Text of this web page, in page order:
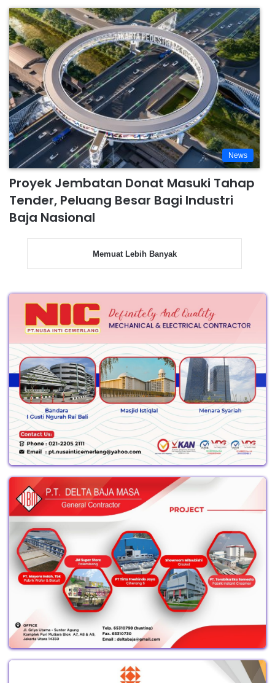
News
Proyek Jembatan Donat Masuki Tahap
Tender, Peluang Besar Bagi Industri
Baja Nasional
Memuat Lebih Banyak